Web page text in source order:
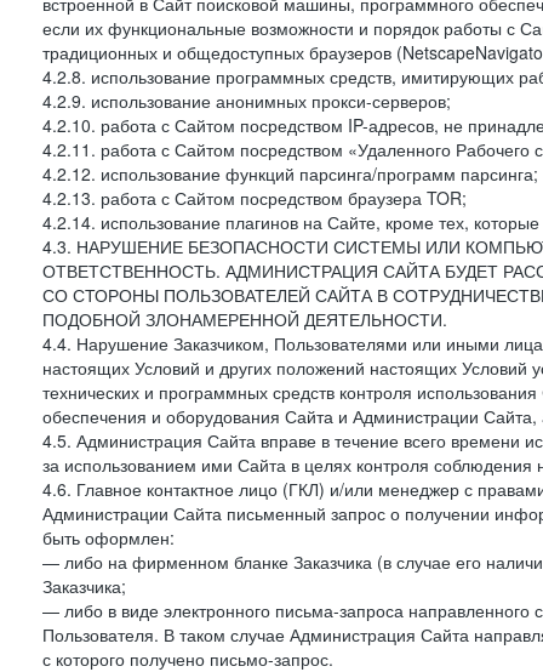
если их функциональные возможности и порядок работы с
традиционных и общедоступных браузеров
4.2.8. использование программных средств, имитирующих
4.2.9. использование анонимных прокси-серверов;
4.2.10. работа с Сайтом посредством IP-адресов, не
4.2.11. работа с Сайтом посредством «Удаленного Рабочего
4.2.12. использование функций парсинга/программ парсинга;
4.2.13. работа с Сайтом посредством браузера TOR;
4.2.14. использование плагинов на Сайте, кроме тех,
4.3. НАРУШЕНИЕ БЕЗОПАСНОСТИ СИСТЕМЫ ИЛИ
ОТВЕТСТВЕННОСТЬ. АДМИНИСТРАЦИЯ САЙТА БУДЕТ
СО СТОРОНЫ ПОЛЬЗОВАТЕЛЕЙ САЙТА В
ПОДОБНОЙ ЗЛОНАМЕРЕННОЙ ДЕЯТЕЛЬНОСТИ.
4.4. Нарушение Заказчиком, Пользователями или иными
настоящих Условий и других положений настоящих Условий
технических и программных средств контроля
обеспечения и оборудования Сайта и Администрации
4.5. Администрация Сайта вправе в течение всего времени
за использованием ими Сайта в целях контроля
4.6. Главное контактное лицо (ГКЛ) и/или менеджер с
Администрации Сайта письменный запрос о получении
быть оформлен:
— либо на фирменном бланке Заказчика (в случае его
Заказчика;
— либо в виде электронного письма-запроса направленного
Пользователя. В таком случае Администрация Сайта
с которого получено письмо-запрос.